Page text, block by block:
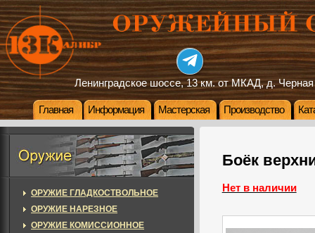
Ленинградское шоссе, 13 км. от МКАД, д. Черная
Главная Информация Мастерская Производство
Боёк
Нет в наличии
ОРУЖИЕ ГЛАДКОСТВОЛЬНОЕ
ОРУЖИЕ НАРЕЗНОЕ
ОРУЖИЕ КОМИССИОННОЕ